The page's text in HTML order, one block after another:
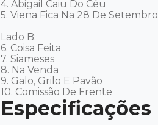
4. Abigail Caiu Do Céu
5. Viena Fica Na 28 De Setembro
Lado B:
6. Coisa Feita
7. Siameses
8. Na Venda
9. Galo, Grilo E Pavão
10. Comissão De Frente